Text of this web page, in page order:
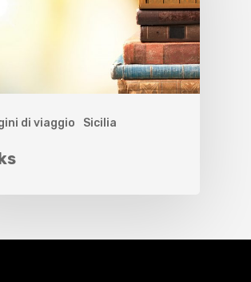
di viaggio Sicilia